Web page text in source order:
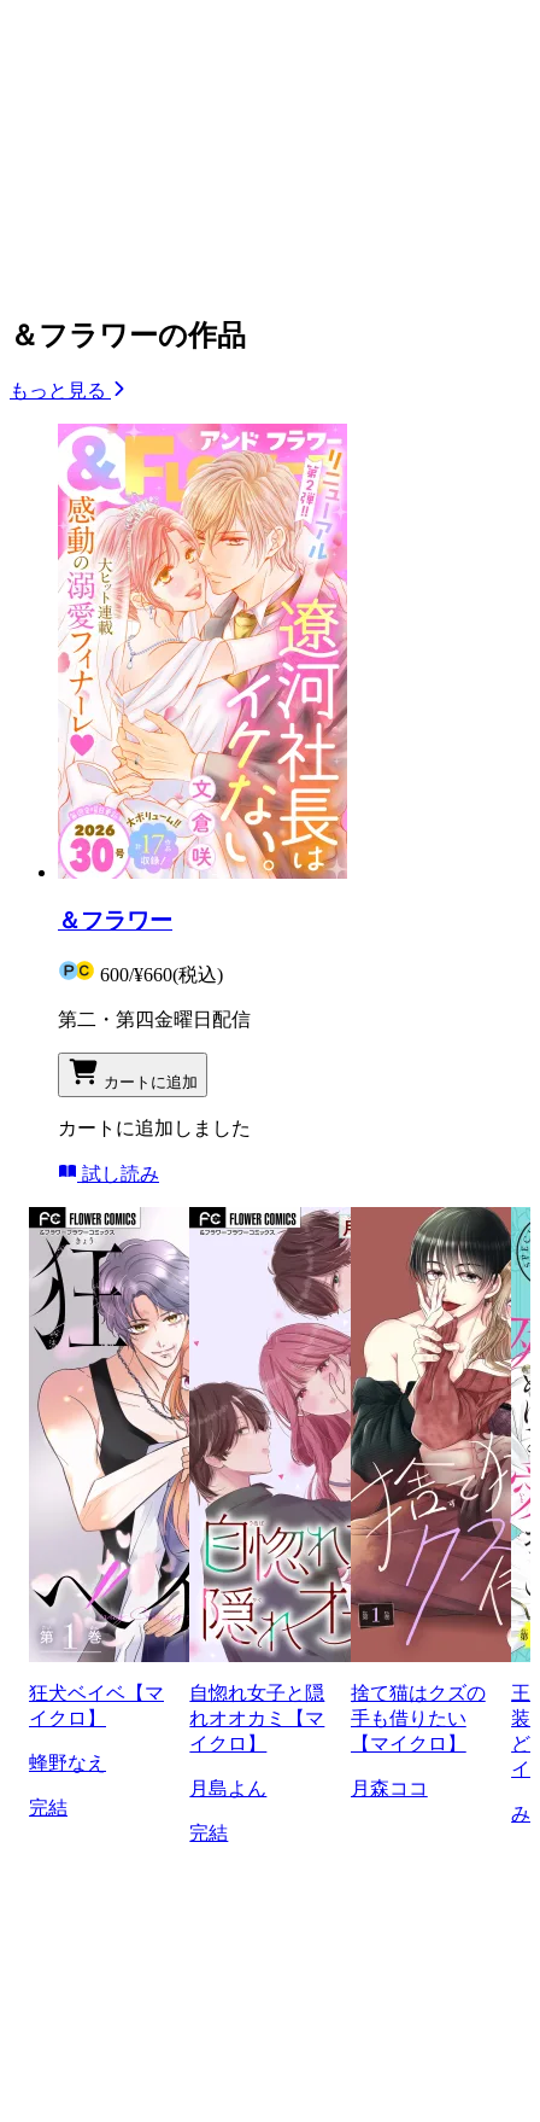
＆フラワーの作品
もっと見る
＆フラワー
600/¥660(税込)
第二・第四金曜日配信
カートに追加
カートに追加しました
試し読み
狂犬ベイベ【マ
イクロ】
蜂野なえ
完結
自惚れ女子と隠
れオオカミ【マ
イクロ】
月島よん
完結
捨て猫はクズの
手も借りたい
【マイクロ】
月森ココ
王
装
ど
イ
み